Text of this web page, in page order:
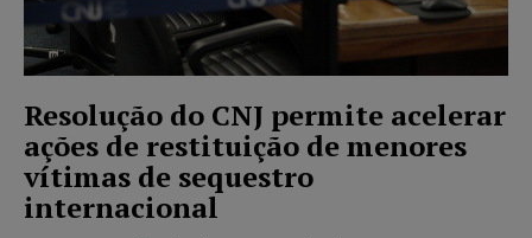
Resolução do CNJ permite acelerar
ações de restituição de menores
vítimas de sequestro
internacional